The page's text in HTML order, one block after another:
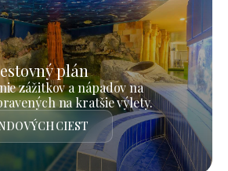
plán
zážitkov a nápadov na
na kratšie výlety.
CIEST